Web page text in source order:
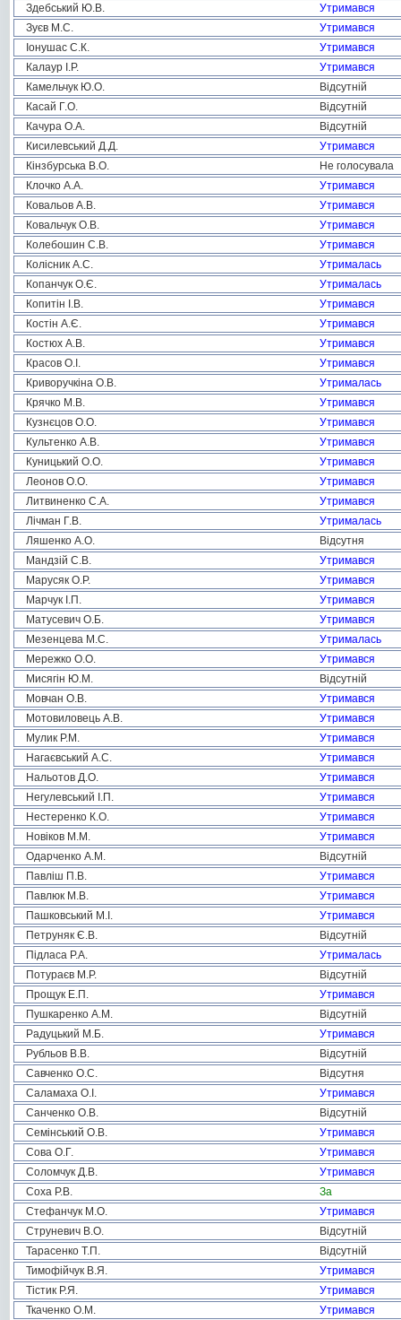
Здебський Ю.В.
Утримався
Зуєв М.С.
Утримався
Іонушас С.К.
Утримався
Калаур І.Р.
Утримався
Камельчук Ю.О.
Відсутній
Касай Г.О.
Відсутній
Качура О.А.
Відсутній
Кисилевський Д.Д.
Утримався
Кінзбурська В.О.
Не голосувала
Клочко А.А.
Утримався
Ковальов А.В.
Утримався
Ковальчук О.В.
Утримався
Колебошин С.В.
Утримався
Колісник А.С.
Утрималась
Копанчук О.Є.
Утрималась
Копитін І.В.
Утримався
Костін А.Є.
Утримався
Костюх А.В.
Утримався
Красов О.І.
Утримався
Криворучкіна О.В.
Утрималась
Крячко М.В.
Утримався
Кузнєцов О.О.
Утримався
Культенко А.В.
Утримався
Куницький О.О.
Утримався
Леонов О.О.
Утримався
Литвиненко С.А.
Утримався
Лічман Г.В.
Утрималась
Ляшенко А.О.
Відсутня
Мандзій С.В.
Утримався
Марусяк О.Р.
Утримався
Марчук І.П.
Утримався
Матусевич О.Б.
Утримався
Мезенцева М.С.
Утрималась
Мережко О.О.
Утримався
Мисягін Ю.М.
Відсутній
Мовчан О.В.
Утримався
Мотовиловець А.В.
Утримався
Мулик Р.М.
Утримався
Нагаєвський А.С.
Утримався
Нальотов Д.О.
Утримався
Негулевський І.П.
Утримався
Нестеренко К.О.
Утримався
Новіков М.М.
Утримався
Одарченко А.М.
Відсутній
Павліш П.В.
Утримався
Павлюк М.В.
Утримався
Пашковський М.І.
Утримався
Петруняк Є.В.
Відсутній
Підласа Р.А.
Утрималась
Потураєв М.Р.
Відсутній
Прощук Е.П.
Утримався
Пушкаренко А.М.
Відсутній
Радуцький М.Б.
Утримався
Рубльов В.В.
Відсутній
Савченко О.С.
Відсутня
Саламаха О.І.
Утримався
Санченко О.В.
Відсутній
Семінський О.В.
Утримався
Сова О.Г.
Утримався
Соломчук Д.В.
Утримався
Соха Р.В.
За
Стефанчук М.О.
Утримався
Струневич В.О.
Відсутній
Тарасенко Т.П.
Відсутній
Тимофійчук В.Я.
Утримався
Тістик Р.Я.
Утримався
Ткаченко О.М.
Утримався